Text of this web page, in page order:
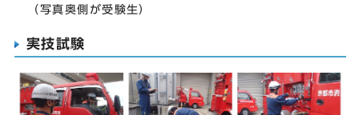
（写真奥側が受験生）
実技試験